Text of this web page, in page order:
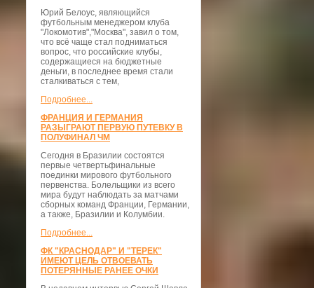
Юрий Белоус, являющийся
футбольным менеджером клуба
"Локомотив","Москва", завил о том,
что всё чаще стал подниматься
вопрос, что российские клубы,
содержащиеся на бюджетные
деньги, в последнее время стали
сталкиваться с тем,
Подробнее...
ФРАНЦИЯ И ГЕРМАНИЯ
РАЗЫГРАЮТ ПЕРВУЮ ПУТЕВКУ В
ПОЛУФИНАЛ ЧМ
Сегодня в Бразилии состоятся
первые четвертьфинальные
поединки мирового футбольного
первенства. Болельщики из всего
мира будут наблюдать за матчами
сборных команд Франции, Германии,
а также, Бразилии и Колумбии.
Подробнее...
ФК "КРАСНОДАР" И "ТЕРЕК"
ИМЕЮТ ЦЕЛЬ ОТВОЕВАТЬ
ПОТЕРЯННЫЕ РАНЕЕ ОЧКИ